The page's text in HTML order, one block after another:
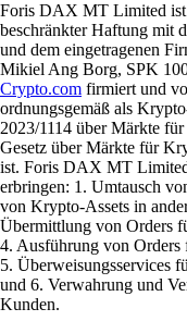
Foris DAX MT Limited ist
beschränkter Haftung mit
und dem eingetragenen
Mikiel Ang Borg, SPK
Crypto.com firmiert und
ordnungsgemäß als
2023/1114 über Märkte
Gesetz über Märkte für
ist. Foris DAX MT
erbringen: 1. Umtausch
von Krypto-Assets in
Übermittlung von Orders
4. Ausführung von
5. Überweisungsservices
und 6. Verwahrung und
Kunden.